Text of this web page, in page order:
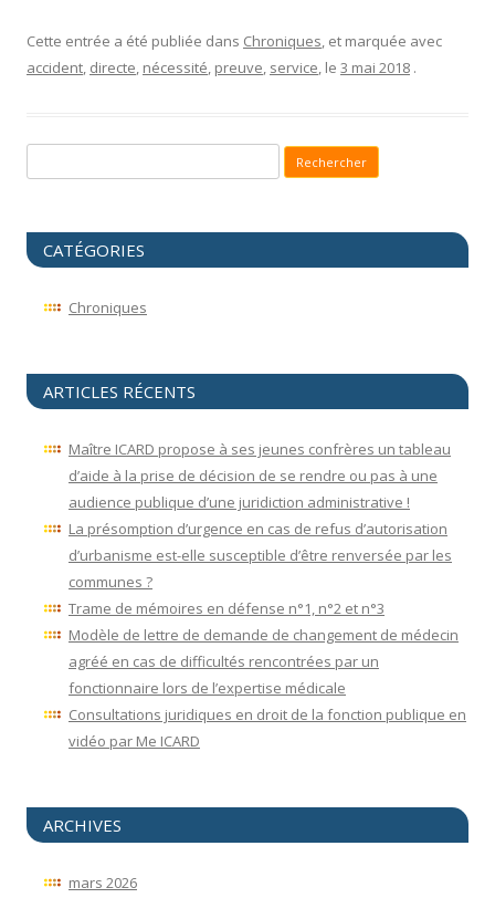
Cette entrée a été publiée dans Chroniques, et marquée avec
accident, directe, nécessité, preuve, service, le 3 mai 2018 .
CATÉGORIES
Chroniques
ARTICLES RÉCENTS
Maître ICARD propose à ses jeunes confrères un tableau
d’aide à la prise de décision de se rendre ou pas à une
audience publique d’une juridiction administrative !
La présomption d’urgence en cas de refus d’autorisation
d’urbanisme est-elle susceptible d’être renversée par les
communes ?
Trame de mémoires en défense n°1, n°2 et n°3
Modèle de lettre de demande de changement de médecin
agréé en cas de difficultés rencontrées par un
fonctionnaire lors de l’expertise médicale
Consultations juridiques en droit de la fonction publique en
vidéo par Me ICARD
ARCHIVES
mars 2026